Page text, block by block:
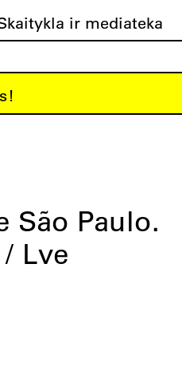
ir mediateka
São Paulo.
Lve